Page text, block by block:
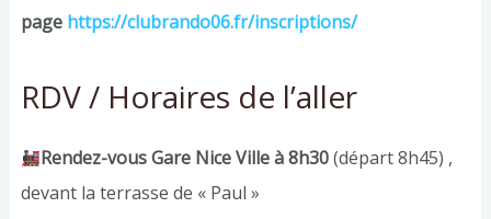
page https://clubrando06.fr/inscriptions/
RDV / Horaires de l’aller
Rendez-vous Gare Nice Ville à 8h30(départ 8h45) ,
devant la terrasse de « Paul »